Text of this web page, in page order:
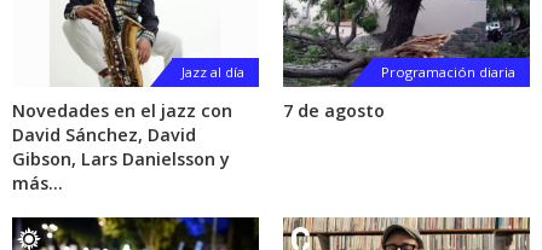
Jazz al día
Novedades en el jazz con
David Sánchez, David
Gibson, Lars Danielsson y
más…
Programación diaria
7 de agosto